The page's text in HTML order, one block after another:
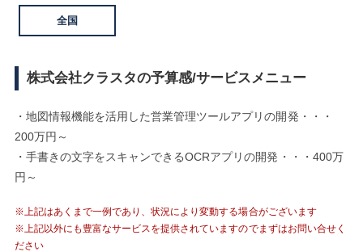
全国
株式会社クラスタの予算感/サービスメニュー
・地図情報機能を活用した営業管理ツールアプリの開発・・・
200万円～
・手書きの文字をスキャンできるOCRアプリの開発・・・400万
円～
※上記はあくまで一例であり、状況により変動する場合がございます
※上記以外にも豊富なサービスを提供されていますのでまずはお問い合せく
ださい